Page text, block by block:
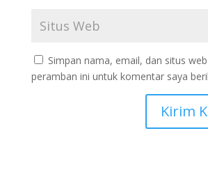
Simpan nama, email, dan situs
peramban ini untuk komentar saya